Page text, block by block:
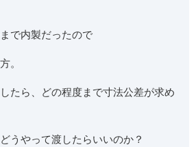
で内製だったので
。
たら、どの程度まで寸法公差が求め
うやって渡したらいいのか？